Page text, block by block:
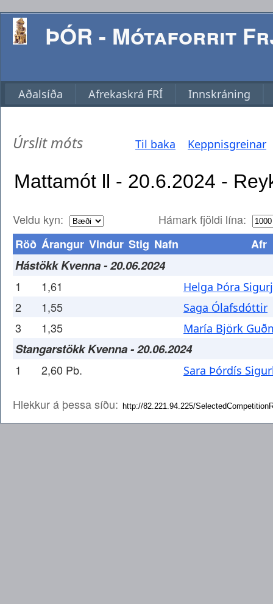
ÞÓR - Mótaforrit
Aðalsíða Afrekaskrá FRÍ Innskráning
Úrslit móts Til baka Keppnisgreinar
Veldu kyn:
Hámark fjöldi lína:
Röð Árangur Vindur Stig Nafn Afr
Hástökk Kvenna - 20.06.2024
1 1,61 Helga Þóra
2 1,55 Saga Ólafsdóttir
3 1,35 María Björk
Stangarstökk Kvenna - 20.06.2024
1 2,60 Pb. Sara Þórdís
Hlekkur á þessa síðu: